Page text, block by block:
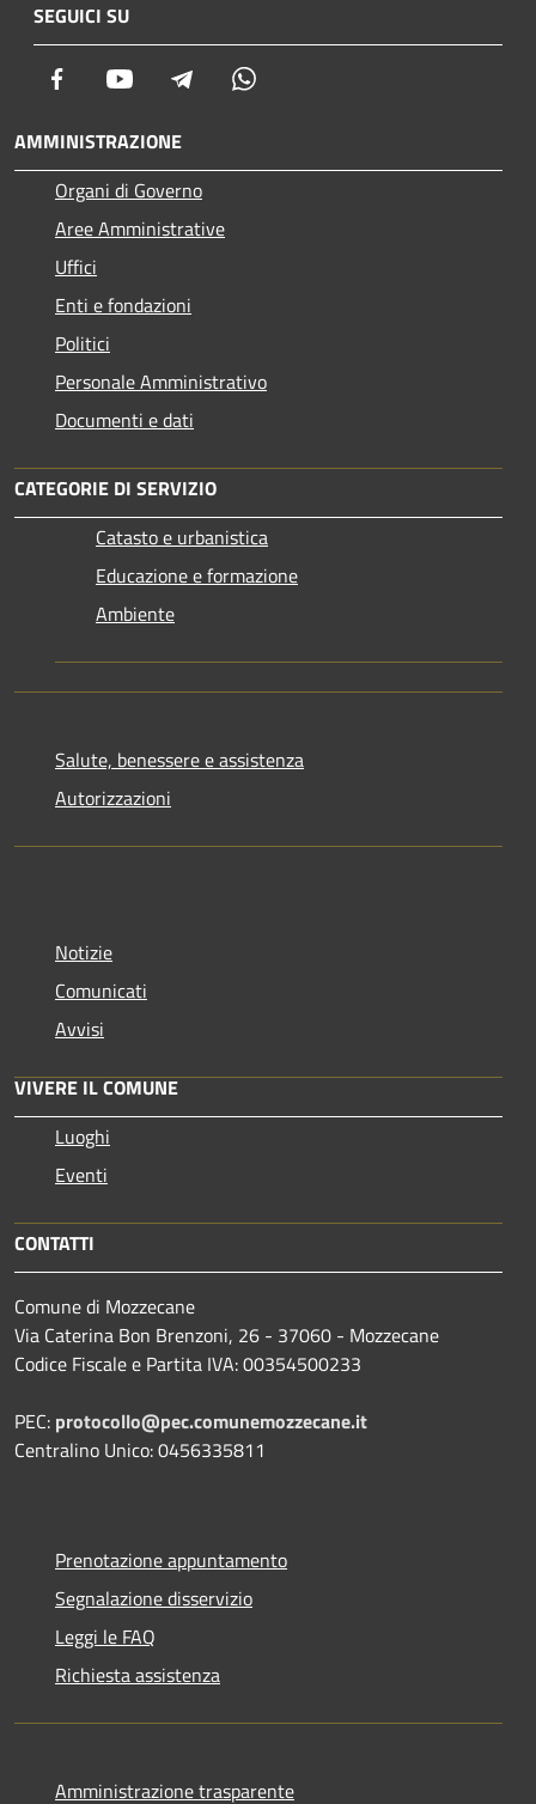
SEGUICI SU
Facebook Youtube Telegram
AMMINISTRAZIONE
Organi di Governo
Aree Amministrative
Uffici
Enti e fondazioni
Politici
Personale Amministrativo
Documenti e dati
CATEGORIE DI SERVIZIO
Catasto e urbanistica
Educazione e formazione
Ambiente
Salute, benessere e assistenza
Autorizzazioni
Notizie
Comunicati
Avvisi
VIVERE IL COMUNE
Luoghi
Eventi
CONTATTI
Comune di Mozzecane
Via Caterina Bon Brenzoni, 26 - 37060 - Mozzecane
Codice Fiscale e Partita IVA: 00354500233
PEC: protocollo@pec.comunemozzecane.it
Centralino Unico: 0456335811
Prenotazione appuntamento
Segnalazione disservizio
Leggi le FAQ
Richiesta assistenza
Amministrazione trasparente